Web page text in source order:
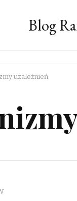
Blog
uzależnień